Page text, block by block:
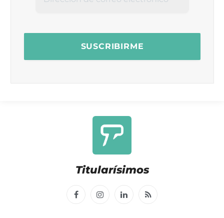
Titularísimos
FacebookInstagramLinkedInRSS